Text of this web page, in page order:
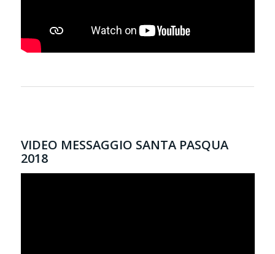
VIDEO MESSAGGIO SANTA PASQUA
2018